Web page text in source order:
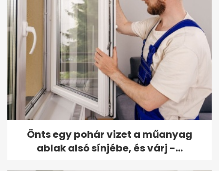
Önts egy pohár vizet a műanyag
ablak alsó sínjébe, és várj -...